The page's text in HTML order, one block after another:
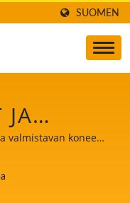
SUOMEN
JA
valmistavan koneen
etusijalle.